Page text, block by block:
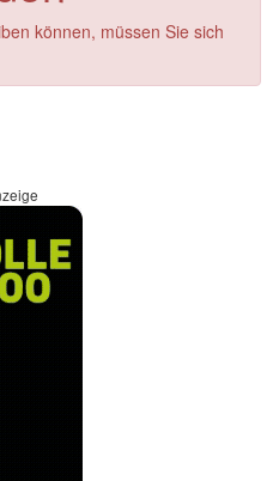
können, müssen Sie sich